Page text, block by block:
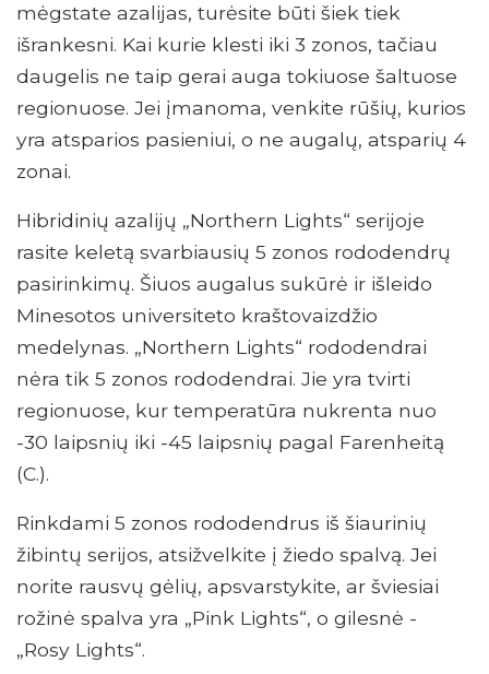
mėgstate azalijas, turėsite būti šiek tiek
išrankesni. Kai kurie klesti iki 3 zonos, tačiau
daugelis ne taip gerai auga tokiuose šaltuose
regionuose. Jei įmanoma, venkite rūšių, kurios
yra atsparios pasieniui, o ne augalų, atsparių 4
zonai.
Hibridinių azalijų „Northern Lights“ serijoje
rasite keletą svarbiausių 5 zonos rododendrų
pasirinkimų. Šiuos augalus sukūrė ir išleido
Minesotos universiteto kraštovaizdžio
medelynas. „Northern Lights“ rododendrai
nėra tik 5 zonos rododendrai. Jie yra tvirti
regionuose, kur temperatūra nukrenta nuo
-30 laipsnių iki -45 laipsnių pagal Farenheitą
(C.).
Rinkdami 5 zonos rododendrus iš šiaurinių
žibintų serijos, atsižvelkite į žiedo spalvą. Jei
norite rausvų gėlių, apsvarstykite, ar šviesiai
rožinė spalva yra „Pink Lights“, o gilesnė -
„Rosy Lights“.